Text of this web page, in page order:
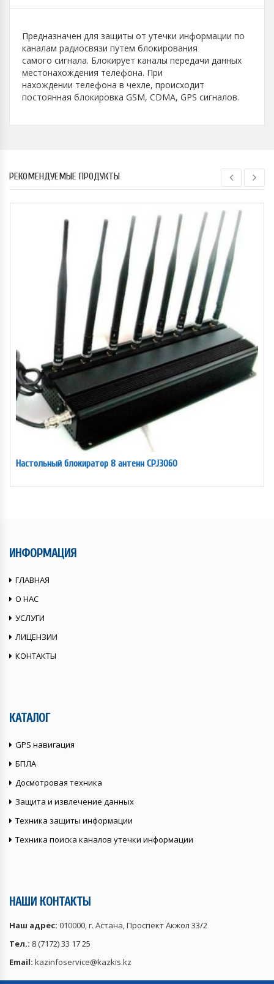
Предназначен для защиты от утечки информации по
каналам радиосвязи путем блокирования
самого сигнала. Блокирует каналы передачи данных
местонахождения телефона. При
нахождении телефона в чехле, происходит
постоянная блокировка GSM, CDMA, GPS сигналов.
РЕКОМЕНДУЕМЫЕ ПРОДУКТЫ
Настольный блокиратор 8 антенн CPJ3060
ИНФОРМАЦИЯ
ГЛАВНАЯ
О НАС
УСЛУГИ
ЛИЦЕНЗИИ
КОНТАКТЫ
КАТАЛОГ
GPS навигация
БПЛА
Досмотровая техника
Защита и извлечение данных
Техника защиты информации
Техника поиска каналов утечки информации
НАШИ КОНТАКТЫ
Наш адрес: 010000, г. Астана, Проспект Акжол 33/2
Тел.: 8 (7172) 33 17 25
Email: kazinfoservice@kazkis.kz